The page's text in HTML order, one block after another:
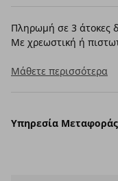
Πληρωμή σε 3 άτοκες
Με χρεωστική ή
Μάθετε περισσότερα
Υπηρεσία Μεταφοράς